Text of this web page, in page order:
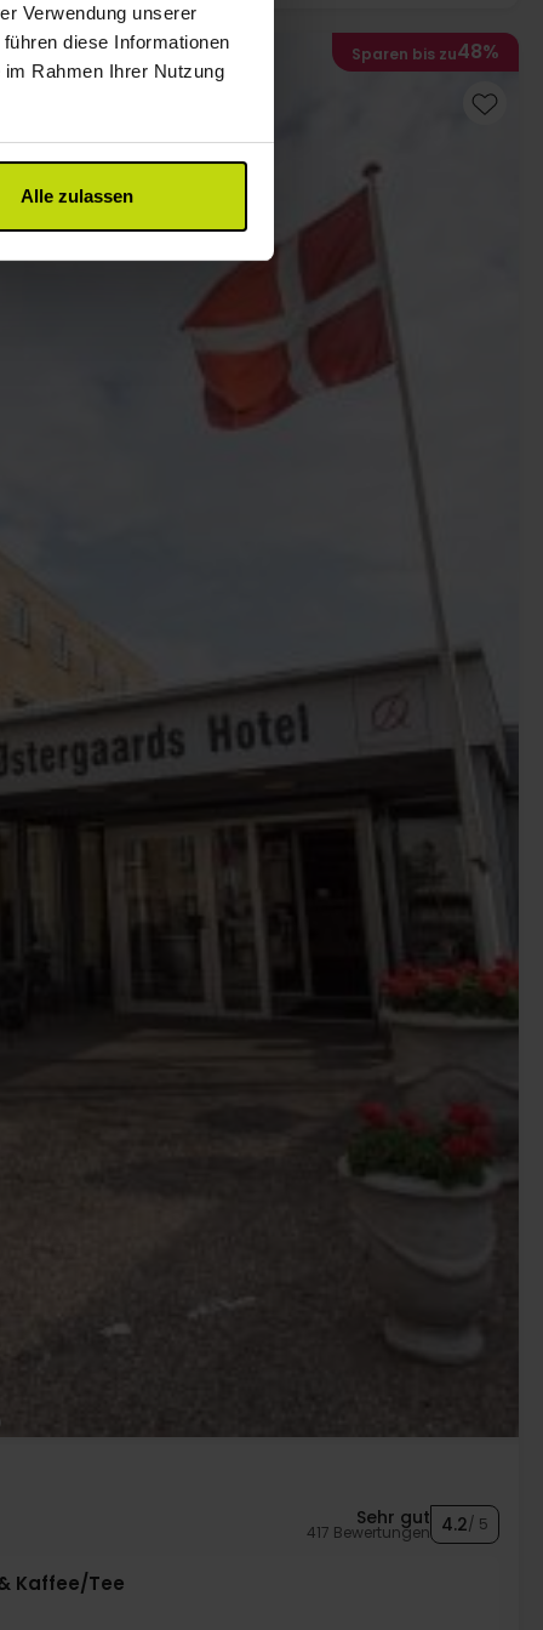
Verwendung unserer
diese Informationen
Rahmen Ihrer Nutzung
Alle zulassen
Sparen bis zu48%
Sehr gut
417 Bewertungen 4.2/ 5
Kaffee/Tee